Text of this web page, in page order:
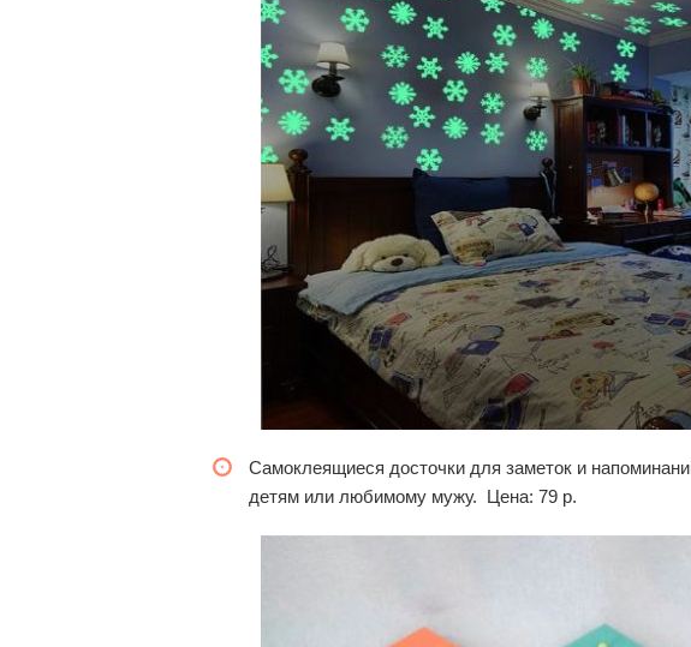
Самоклеящиеся досточки для заметок и
детям или любимому мужу. Цена: 79 р.